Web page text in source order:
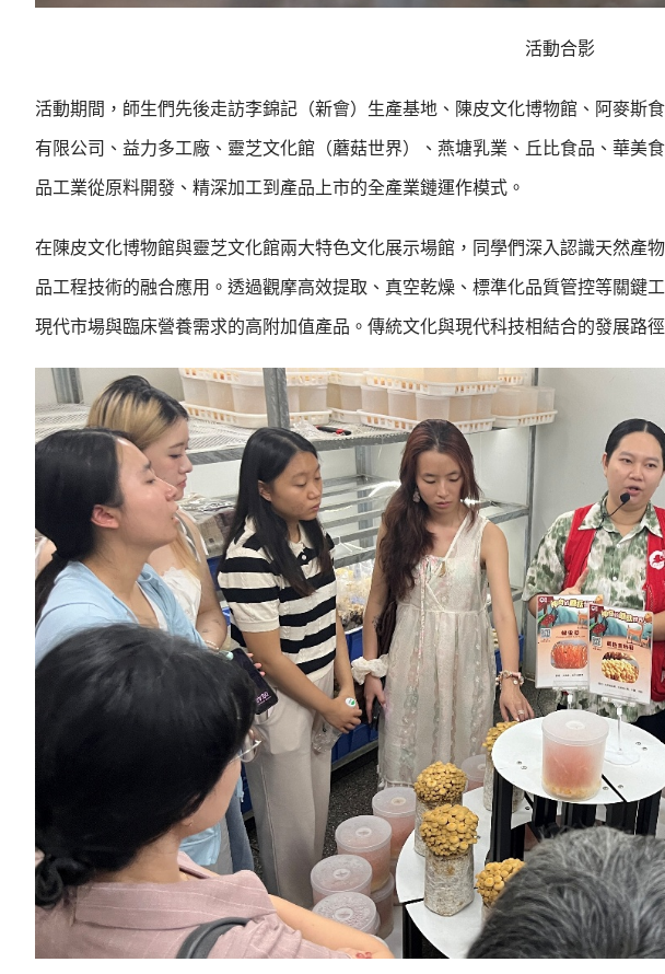
活動合影
活動期間，師生們先後走訪李錦記（新會）生產基地、陳皮文化博物館、阿麥斯
有限公司、益力多工廠、靈芝文化館（蘑菇世界）、燕塘乳業、丘比食品、華美
品工業從原料開發、精深加工到產品上市的全產業鏈運作模式。
在陳皮文化博物館與靈芝文化館兩大特色文化展示場館，同學們深入認識天然產
品工程技術的融合應用。透過觀摩高效提取、真空乾燥、標準化品質管控等關鍵
現代市場與臨床營養需求的高附加值產品。傳統文化與現代科技相結合的發展路